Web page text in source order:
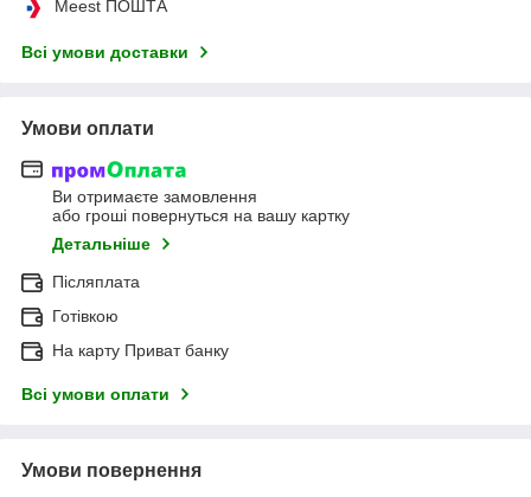
Meest ПОШТА
Всі умови доставки
Умови оплати
Ви отримаєте замовлення
або гроші повернуться на вашу картку
Детальніше
Післяплата
Готівкою
На карту Приват банку
Всі умови оплати
Умови повернення